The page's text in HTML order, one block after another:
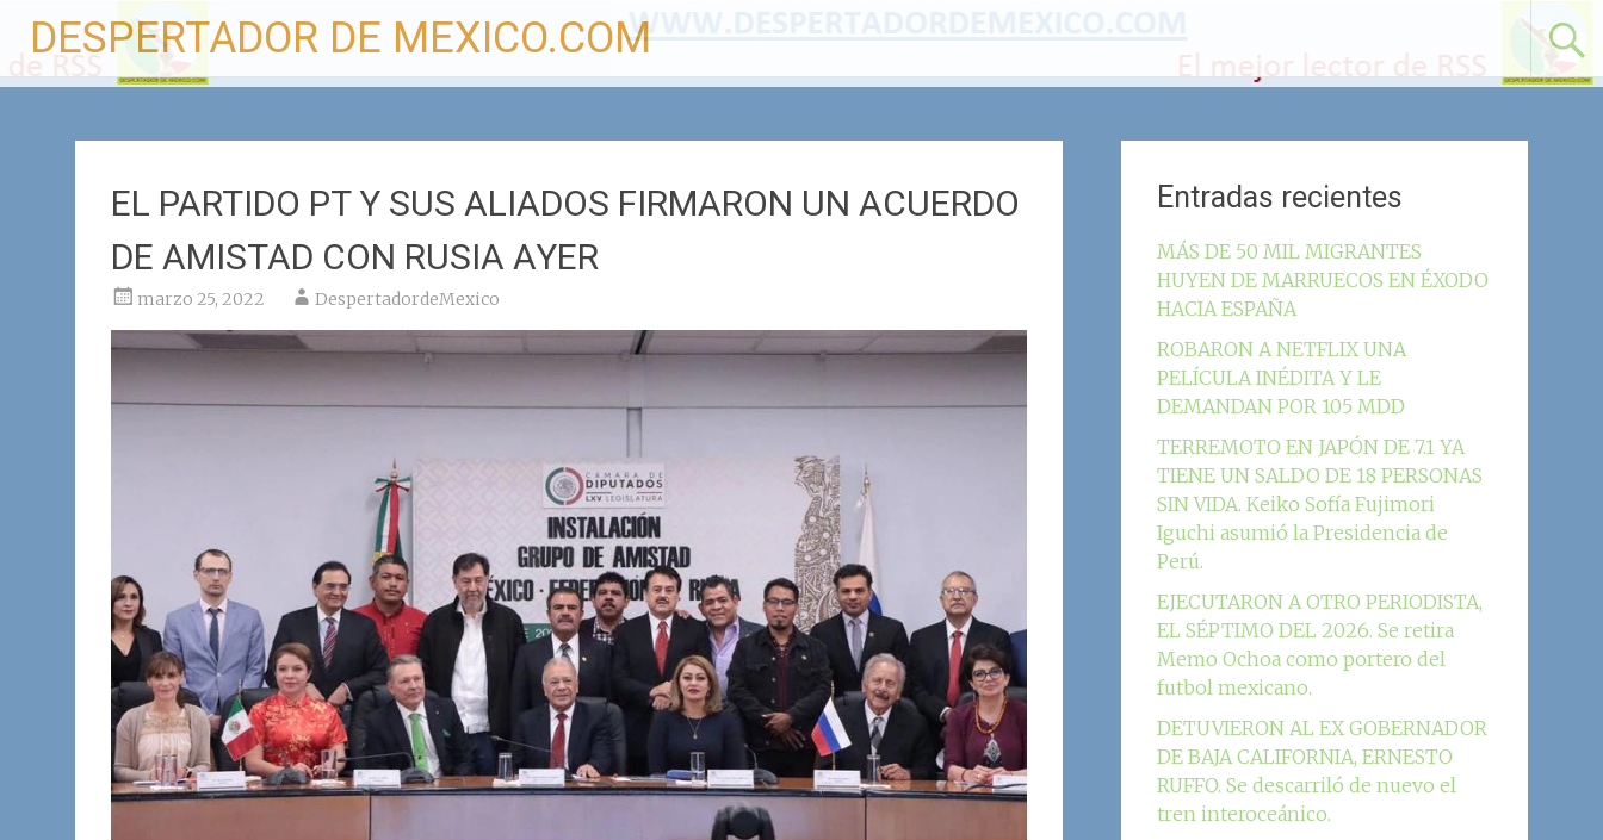
contenido
DESPERTADOR DE MEXICO.COM
EL PARTIDO PT Y SUS ALIADOS FIRMARON UN ACUERDO
DE AMISTAD CON RUSIA AYER
marzo 25, 2022 DespertadordeMexico
Entradas recientes
MÁS DE 50 MIL MIGRANTES
HUYEN DE MARRUECOS EN ÉXODO
HACIA ESPAÑA
ROBARON A NETFLIX UNA
PELÍCULA INÉDITA Y LE
DEMANDAN POR 105 MDD
TERREMOTO EN JAPÓN DE 7.1 YA
TIENE UN SALDO DE 18 PERSONAS
SIN VIDA. Keiko Sofía Fujimori
Iguchi asumió la Presidencia de
Perú.
EJECUTARON A OTRO PERIODISTA,
EL SÉPTIMO DEL 2026. Se retira
Memo Ochoa como portero del
futbol mexicano.
DETUVIERON AL EX GOBERNADOR
DE BAJA CALIFORNIA, ERNESTO
RUFFO. Se descarriló de nuevo el
tren interoceánico.